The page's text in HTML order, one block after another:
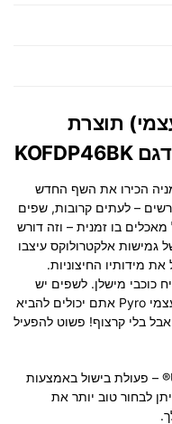
עצמי) תוצרת
הכירו את השף החדש
– לעתים קרובות, שפים
בו זמנית – וזה דורש
גמישות אלקטרולוקס עיצבו
מידותיו החיצוניות.
כוכבי מישלן. לשפים יש
סטנדרטים גבוהים של ניקיון. עם הניקוי העצמי Pyro אתם יכולים להביא
בלי קרצוף! פשוט להפעיל
® – פעולת בישול באמצעות
לבחור טוב יותר את